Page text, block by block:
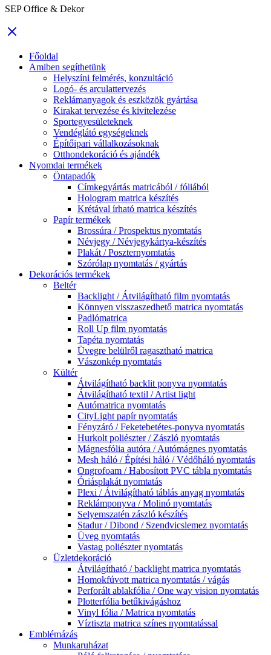
SEP Office & Dekor
Főoldal
Amiben segíthetünk
Helyszíni felmérés, konzultáció
Logó- és arculattervezés
Reklámanyagok és eszközök gyártása
Kirakat tervezése és kivitelezése
Sportegyesületeknek
Vendéglátó egységeknek
Építőipari vállalkozásoknak
Otthondekoráció és ajándék
Nyomdai termékek
Öntapadók
Címkegyártás matricából / fóliából
Hologram matrica készítés
Krétával írható matrica készítés
Papír termékek
Brossúra / Prospektus nyomtatás
Névjegy / Névjegykártya-készítés
Plakát / Poszternyomtatás
Szórólap nyomtatás / gyártás
Dekorációs termékek
Beltér
Backlight / Átvilágítható film nyomtatás
Könnyen visszaszedhető matrica nyomtatás
Padlómatrica
Roll Up film nyomtatás
Tapéta nyomtatás
Üvegre belülről ragasztható matrica
Vászonkép nyomtatás
Kültér
Átvilágítható backlit ponyva nyomtatás
Átvilágítható textil / Artist light
Autómatrica nyomtatás
CityLight papír nyomtatás
Fényzáró / Feketebetétes-ponyva nyomtatás
Hurkolt poliészter / Zászló nyomtatás
Mágnesfólia autóra / Autómágnes nyomtatás
Mesh háló / Építési háló / Védőháló nyomtatás
Ongrofoam / Habosított PVC tábla nyomtatás
Óriásplakát nyomtatás
Plexi / Átvilágítható táblás anyag nyomtatás
Reklámponyva / Molinó nyomtatás
Selyemszatén zászló készítés
Stadur / Dibond / Szendvicslemez nyomtatás
Üveg nyomtatás
Vastag poliészter nyomtatás
Üzletdekoráció
Átvilágítható / backlight matrica nyomtatás
Homokfúvott matrica nyomtatás / vágás
Perforált ablakfólia / One way vision nyomtatás
Plotterfólia betűkivágáshoz
Vinyl fólia / Matrica nyomtatás
Víztiszta matrica színes nyomtatással
Emblémázás
Munkaruházat